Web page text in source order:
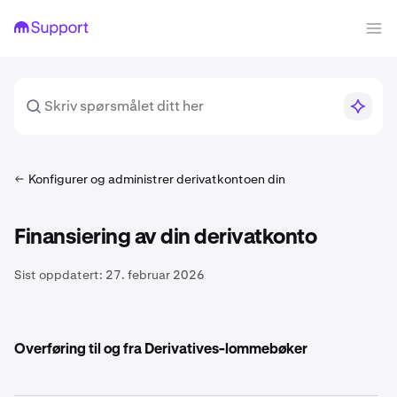
Konfigurer og administrer derivatkontoen din
Finansiering av din derivatkonto
Sist oppdatert: 27. februar 2026
Overføring til og fra Derivatives-lommebøker